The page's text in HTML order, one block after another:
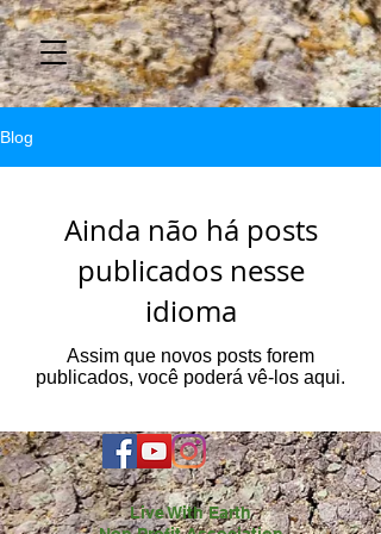
Blog
Ainda não há posts
publicados nesse
idioma
Assim que novos posts forem
publicados, você poderá vê-los aqui.
Live With Earth